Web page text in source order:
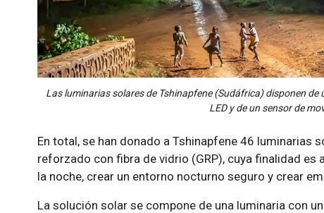
Las luminarias solares de Tshinapfene (Sudáfrica) disponen
LED y de un sensor de
En total, se han donado a Tshinapfene 46 luminarias
reforzado con fibra de vidrio (GRP), cuya finalidad
la noche, crear un entorno nocturno seguro y crear
La solución solar se compone de una luminaria con